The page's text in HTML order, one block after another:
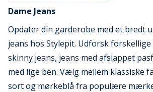
Dame Jeans
Opdater din garderobe med et bredt
jeans hos Stylepit. Udforsk
skinny jeans, jeans med afslappet
med lige ben. Vælg mellem klassiske
sort og mørkeblå fra populære